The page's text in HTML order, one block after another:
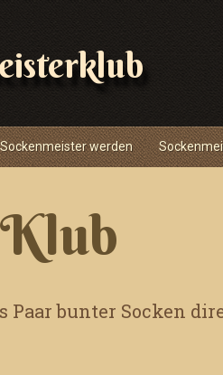
Sockenmeister werden
Paar bunter Socken